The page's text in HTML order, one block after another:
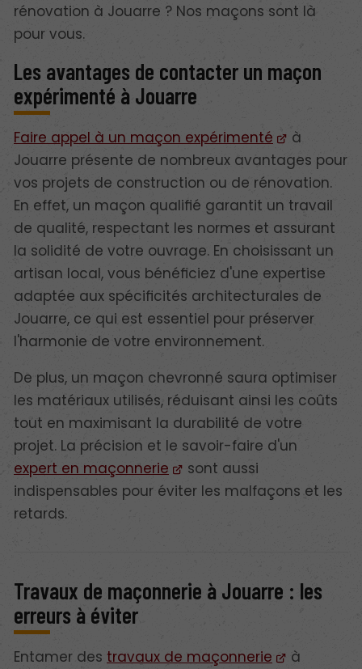
rénovation à Jouarre ? Nos maçons sont là
pour vous.
Les avantages de contacter un maçon
expérimenté à Jouarre
Faire appel à un maçon expérimenté
à
Jouarre présente de nombreux avantages pour
vos projets de construction ou de rénovation.
En effet, un maçon qualifié garantit un travail
de qualité, respectant les normes et assurant
la solidité de votre ouvrage. En choisissant un
artisan local, vous bénéficiez d'une expertise
adaptée aux spécificités architecturales de
Jouarre, ce qui est essentiel pour préserver
l'harmonie de votre environnement.
De plus, un maçon chevronné saura optimiser
les matériaux utilisés, réduisant ainsi les coûts
tout en maximisant la durabilité de votre
projet. La précision et le savoir-faire d'un
expert en maçonnerie
sont aussi
indispensables pour éviter les malfaçons et les
retards.
Travaux de maçonnerie à Jouarre : les
erreurs à éviter
Entamer des travaux de maçonnerie
à